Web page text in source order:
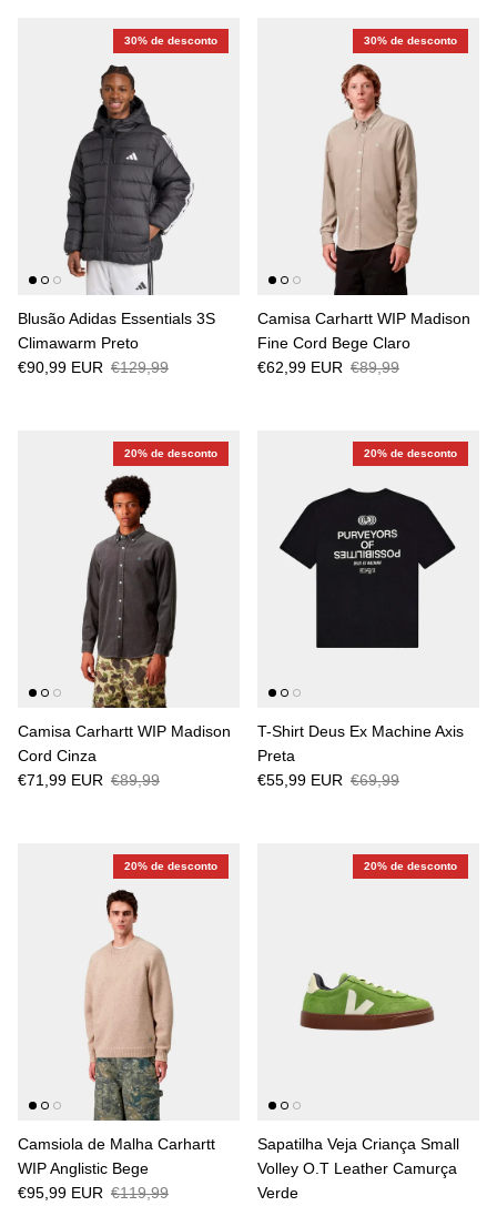
30% de desconto
Blusão Adidas Essentials 3S
Climawarm Preto
€90,99 EUR €129,99
30% de desconto
Camisa Carhartt WIP Madison
Fine Cord Bege Claro
€62,99 EUR €89,99
20% de desconto
Camisa Carhartt WIP Madison
Cord Cinza
€71,99 EUR €89,99
20% de desconto
T-Shirt Deus Ex Machine Axis
Preta
€55,99 EUR €69,99
20% de desconto
Camsiola de Malha Carhartt
WIP Anglistic Bege
€95,99 EUR €119,99
20% de desconto
Sapatilha Veja Criança Small
Volley O.T Leather Camurça
Verde